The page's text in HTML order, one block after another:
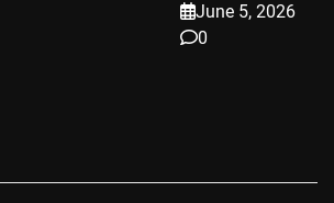
June 5, 2026
0